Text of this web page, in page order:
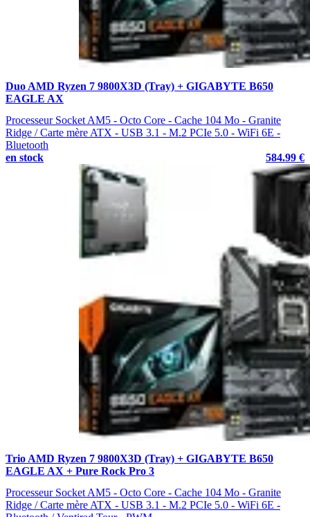
Duo AMD Ryzen 7 9800X3D (Tray) + GIGABYTE B650
EAGLE AX
Processeur Socket AM5 - Octo Core - Cache 104 Mo - Granite
Ridge / Carte mère ATX - USB 3.1 - M.2 PCIe 5.0 - WiFi 6E -
Bluetooth
en stock
584.99 €
Trio AMD Ryzen 7 9800X3D (Tray) + GIGABYTE B650
EAGLE AX + Pure Rock Pro 3
Processeur Socket AM5 - Octo Core - Cache 104 Mo - Granite
Ridge / Carte mère ATX - USB 3.1 - M.2 PCIe 5.0 - WiFi 6E -